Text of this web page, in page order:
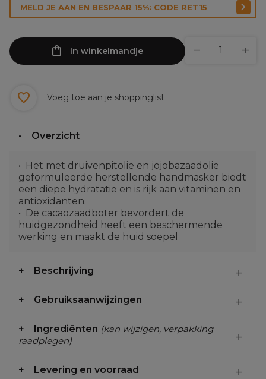
MELD JE AAN EN BESPAAR 15%: CODE RET15
In winkelmandje
Voeg toe aan je shoppinglist
Overzicht
Het met druivenpitolie en jojobazaadolie
geformuleerde herstellende handmasker biedt
een diepe hydratatie en is rijk aan vitaminen en
antioxidanten.
De cacaozaadboter bevordert de
huidgezondheid heeft een beschermende
werking en maakt de huid soepel
Beschrijving
Gebruiksaanwijzingen
Ingrediënten (kan wijzigen, verpakking
raadplegen)
Levering en voorraad